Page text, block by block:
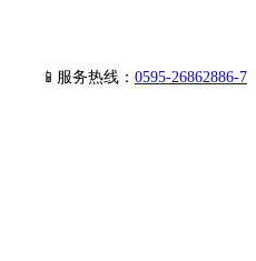
📱服务热线： 0595-26862886-7